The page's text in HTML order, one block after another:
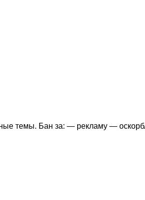
темы. Бан за: — рекламу —